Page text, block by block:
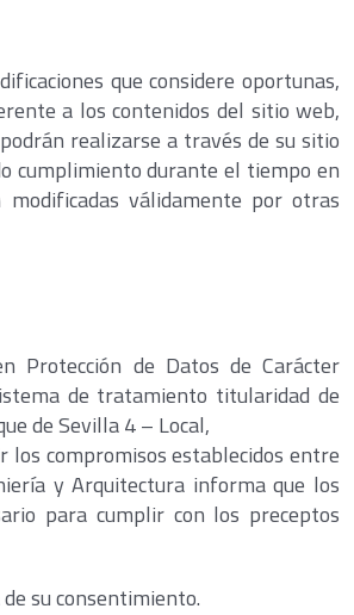
que considere oportunas,
a los contenidos del sitio web,
realizarse a través de su sitio
cumplimiento durante el tiempo en
válidamente por otras
Protección de Datos de Carácter
de tratamiento titularidad de
de Sevilla 4 – Local,
compromisos establecidos entre
y Arquitectura informa que los
para cumplir con los preceptos
su consentimiento.